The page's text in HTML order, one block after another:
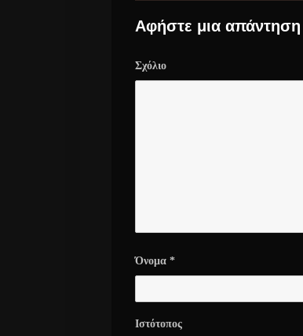
Αφήστε μια απάντηση
Σχόλιο
Όνομα *
Ιστότοπος